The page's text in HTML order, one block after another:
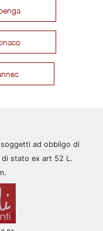
ad obbligo di
di stato ex art 52 L.